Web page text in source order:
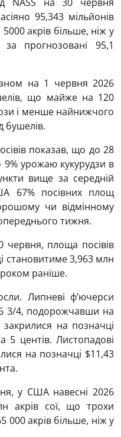
95,343 мільйонів
акрів більше, ніж у
прогнозовані 95,1
на 1 червня 2026
що майже на 120
і менше найнижчого
бушелів.
показав, що до 28
9% урожаю кукурудзи в
вище за середній
67% посівних площ
чи відмінному
тижня.
площа посівів
становитиме 3,963 млн
раніше.
Липневі ф’ючерси
3/4, подорожчавши на
на позначці
центів. Листопадові
на позначці $11,43
у США навесні 2026
акрів сої, що трохи
000 акрів більше, ніж у